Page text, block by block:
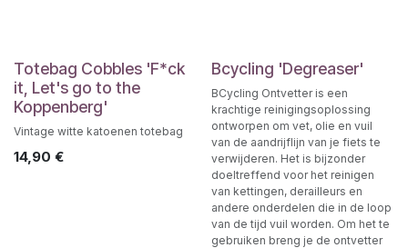
Totebag Cobbles 'F*ck
it, Let's go to the
Koppenberg'
Vintage witte katoenen totebag
14,90 €
Bcycling 'Degreaser'
BCycling Ontvetter is een
krachtige reinigingsoplossing
ontworpen om vet, olie en vuil
van de aandrijflijn van je fiets te
verwijderen. Het is bijzonder
doeltreffend voor het reinigen
van kettingen, derailleurs en
andere onderdelen die in de loop
van de tijd vuil worden. Om het te
gebruiken breng je de ontvetter